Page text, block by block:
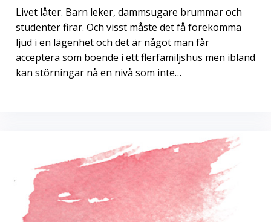
Livet låter. Barn leker, dammsugare brummar och
studenter firar. Och visst måste det få förekomma
ljud i en lägenhet och det är något man får
acceptera som boende i ett flerfamiljshus men ibland
kan störningar nå en nivå som inte…